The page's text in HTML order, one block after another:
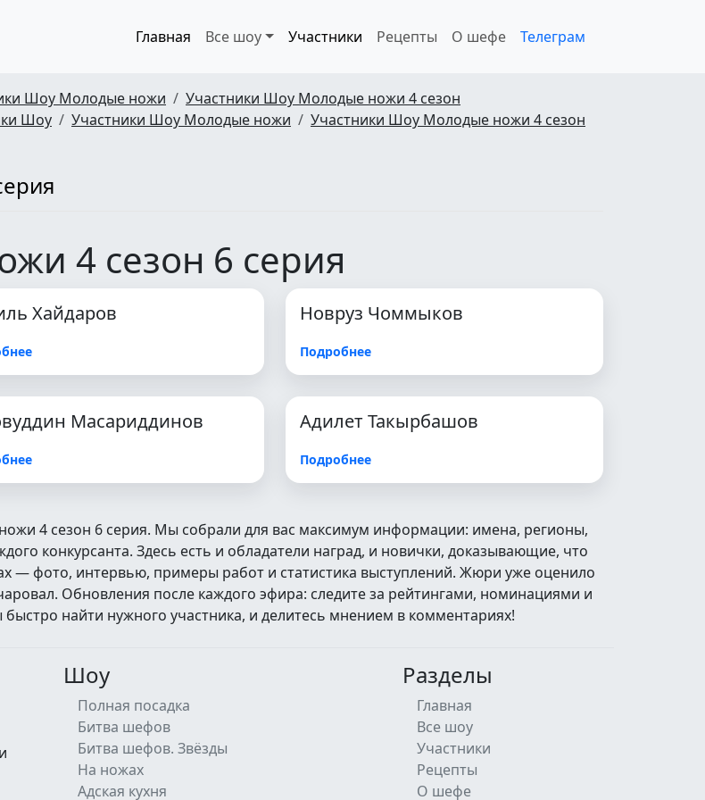
Главная Все шоу Участники Рецепты О шефе Телеграм
Шоу Молодые ножи
Участники Шоу Молодые ножи 4 сезон
Шоу Участники Шоу Молодые ножи
Участники Шоу Молодые ножи 4 сезон
4 сезон 6 серия
Хайдаров Новруз Чоммыков
Подробнее
Масариддинов Адилет Такырбашов
Подробнее
4 сезон 6 серия. Мы собрали для вас максимум информации: имена, регионы,
конкурсанта. Здесь есть и обладатели наград, и новички, доказывающие, что
— фото, интервью, примеры работ и статистика выступлений. Жюри уже оценило
Обновления после каждого эфира: следите за рейтингами, номинациями и
найти нужного участника, и делитесь мнением в комментариях!
Шоу
Полная посадка
Битва шефов
Битва шефов. Звёзды
На ножах
Адская кухня
Разделы
Главная
Все шоу
Участники
Рецепты
О шефе